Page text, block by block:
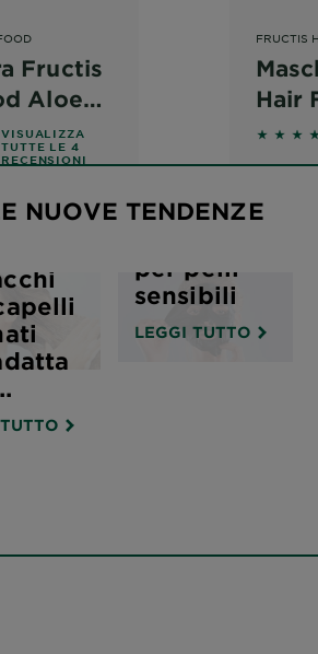
Fructis
Aloe
based on reviews
VISUALIZZA
TUTTE LE 4
RECENSIONI
FRUCTIS
Hair
5 out
NUOVE TENDENZE
scegliere
maschera
per pelli
sensibili
LEGGI TUTTO